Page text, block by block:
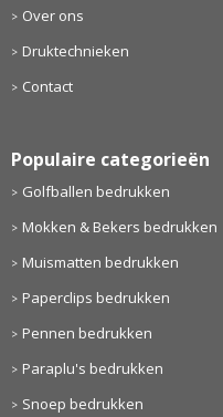
Over ons
Druktechnieken
Contact
Populaire categorieën
Golfballen bedrukken
Mokken & Bekers bedrukken
Muismatten bedrukken
Paperclips bedrukken
Pennen bedrukken
Paraplu's bedrukken
Snoep bedrukken